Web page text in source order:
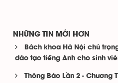
NHỮNG TIN MỚI HƠN
Bách khoa Hà Nội chú
đào tạo tiếng Anh cho sinh
Thông Báo Lần 2 - Chương